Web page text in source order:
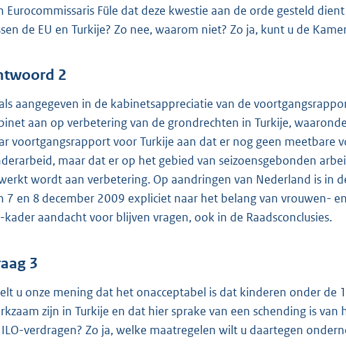
Eurocommissaris Füle dat deze kwestie aan de orde gesteld
de EU en Turkije? Zo nee, waarom niet? Zo ja, kunt u de
2
aangegeven in de kabinetsappreciatie van de
aan op verbetering van de grondrechten in Turkije,
voortgangsrapport voor Turkije aan dat er nog geen meetbare
maar dat er op het gebied van seizoensgebonden
wordt aan verbetering. Op aandringen van Nederland is in
7 en 8 december 2009 expliciet naar het belang van vrouwen-
kader aandacht voor blijven vragen, ook in de Raadsconclusies.
3
u onze mening dat het onacceptabel is dat kinderen onder de
zijn in Turkije en dat hier sprake van een schending is
verdragen? Zo ja, welke maatregelen wilt u daartegen